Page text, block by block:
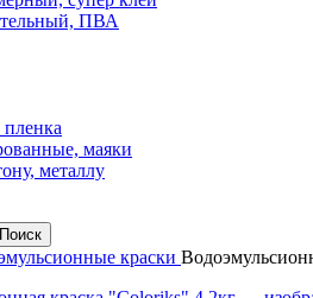
ПВА
маяки
металлу
Поиск
краски